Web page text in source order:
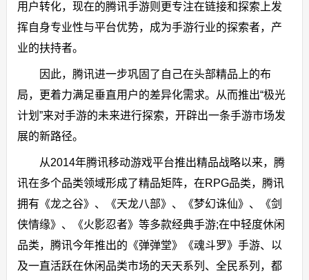
用户转化，现在的腾讯手游则更专注在链接和探索上发
挥自身专业性与平台优势，成为手游行业的探索者，产
业的扶持者。
因此，腾讯进一步巩固了自己在头部精品上的布
局，更着力满足垂直用户的差异化需求。从而推出“极光
计划”来对手游的未来进行探索，开辟出一条手游市场发
展的新路径。
从2014年腾讯移动游戏平台推出精品战略以来，腾
讯在多个品类领域形成了精品矩阵，在RPG品类，腾讯
拥有《龙之谷》、《天龙八部》、《梦幻诛仙》、《剑
侠情缘》、《火影忍者》等多款经典手游;在中轻度休闲
品类，腾讯今年推出的《弹弹堂》《魂斗罗》手游、以
及一直活跃在休闲品类市场的天天系列、全民系列，都